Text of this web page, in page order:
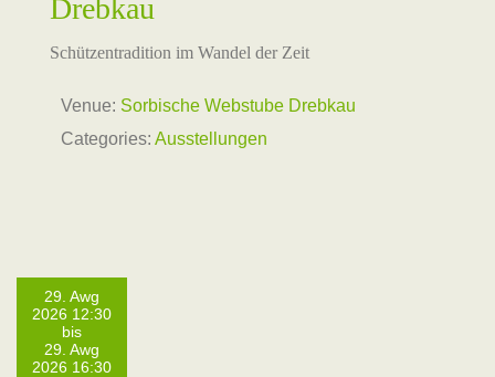
Drebkau
Schützentradition im Wandel der Zeit
Venue: Sorbische Webstube Drebkau
Categories: Ausstellungen
29. Awg
2026 12:30
bis
29. Awg
2026 16:30